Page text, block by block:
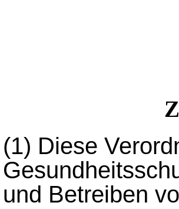
(1) Diese
und Betreiben